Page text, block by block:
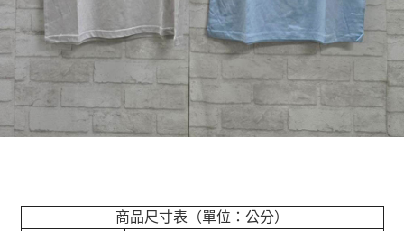
商品尺寸表（單位：公分）